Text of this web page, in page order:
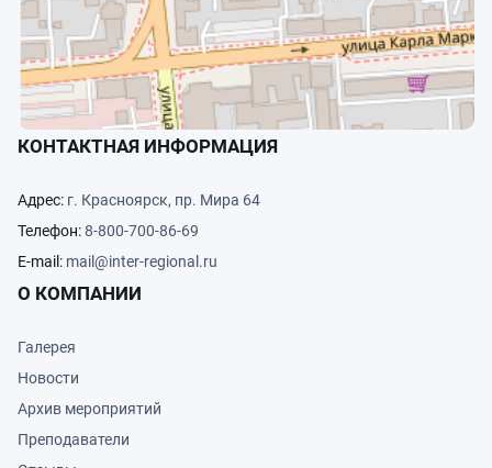
КОНТАКТНАЯ ИНФОРМАЦИЯ
Адрес: г. Красноярск, пр. Мира 64
Телефон:8-800-700-86-69
E-mail: mail@inter-regional.ru
О КОМПАНИИ
Галерея
Новости
Архив мероприятий
Преподаватели